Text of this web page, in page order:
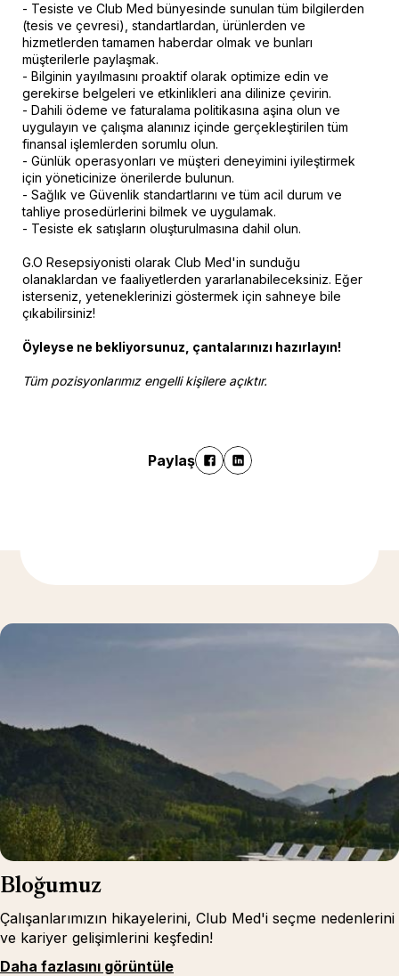
- Tesiste ve Club Med bünyesinde sunulan tüm bilgilerden
(tesis ve çevresi), standartlardan, ürünlerden ve
hizmetlerden tamamen haberdar olmak ve bunları
müşterilerle paylaşmak.
- Bilginin yayılmasını proaktif olarak optimize edin ve
gerekirse belgeleri ve etkinlikleri ana dilinize çevirin.
- Dahili ödeme ve faturalama politikasına aşina olun ve
uygulayın ve çalışma alanınız içinde gerçekleştirilen tüm
finansal işlemlerden sorumlu olun.
- Günlük operasyonları ve müşteri deneyimini iyileştirmek
için yöneticinize önerilerde bulunun.
- Sağlık ve Güvenlik standartlarını ve tüm acil durum ve
tahliye prosedürlerini bilmek ve uygulamak.
- Tesiste ek satışların oluşturulmasına dahil olun.
G.O Resepsiyonisti olarak Club Med'in sunduğu
olanaklardan ve faaliyetlerden yararlanabileceksiniz. Eğer
isterseniz, yeteneklerinizi göstermek için sahneye bile
çıkabilirsiniz!
Öyleyse ne bekliyorsunuz, çantalarınızı hazırlayın!
Tüm pozisyonlarımız engelli kişilere açıktır.
Paylaş
Bloğumuz
Çalışanlarımızın hikayelerini, Club Med'i seçme nedenlerini
ve kariyer gelişimlerini keşfedin!
Daha fazlasını görüntüle